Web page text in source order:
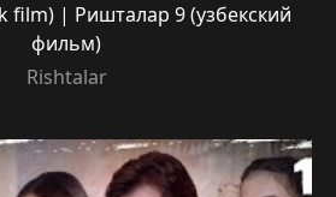
film) | Ришталар 9 (узбекский
фильм)
Rishtalar